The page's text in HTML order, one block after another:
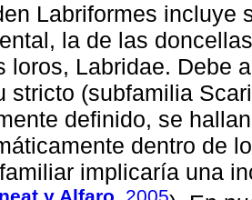
Labriformes incluye
la de las
loros, Labridae. Debe
stricto (subfamilia
definido, se
dentro de
implicaría una